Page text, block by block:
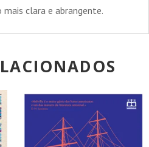
clara e abrangente.
PROMOÇÃO!